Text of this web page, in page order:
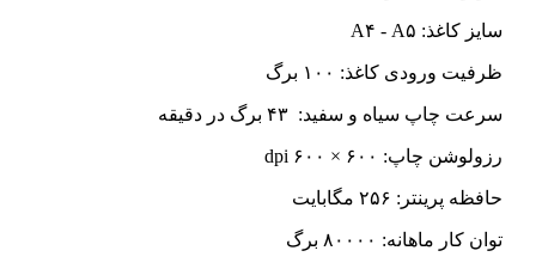
سایز کاغذ: A۴ - A۵
ظرفیت ورودی کاغذ: ۱۰۰ برگ
سرعت چاپ سیاه و سفید: ۴۳ برگ در دقیقه
رزولوشن چاپ: ۶۰۰ × ۶۰۰ dpi
حافظه پرینتر: ۲۵۶ مگابایت
توان کار ماهانه: ۸۰۰۰۰ برگ